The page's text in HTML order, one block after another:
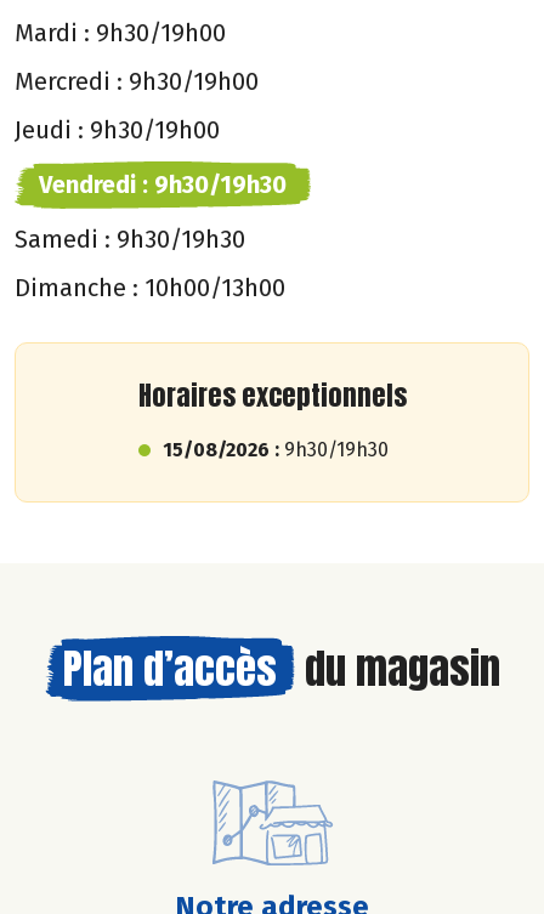
Mardi : 9h30/19h00
Mercredi : 9h30/19h00
Jeudi : 9h30/19h00
Vendredi : 9h30/19h30
Samedi : 9h30/19h30
Dimanche : 10h00/13h00
Horaires exceptionnels
15/08/2026 : 9h30/19h30
Plan d’accès du magasin
Notre adresse